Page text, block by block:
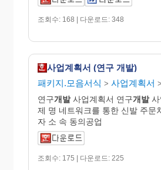
조회수: 168 | 다운로드: 348
사업계획서 (연구 개발)
패키지.모음서식 > 사업계획서 >
연구개발사업계획서 연구개발사
제 명 네트워크를 통한 신발 주문
자 소 속 동의공업
조회수: 175 | 다운로드: 225